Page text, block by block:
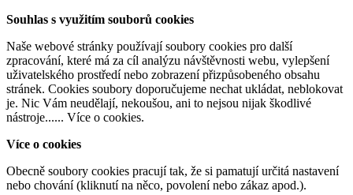
Souhlas s využitím souborů cookies
Naše webové stránky používají soubory cookies pro další
zpracování, které má za cíl analýzu návštěvnosti webu, vylepšení
uživatelského prostředí nebo zobrazení přizpůsobeného obsahu
stránek. Cookies soubory doporučujeme nechat ukládat, neblokovat
je. Nic Vám neudělají, nekoušou, ani to nejsou nijak škodlivé
nástroje...... Více o cookies.
Více o cookies
Obecně soubory cookies pracují tak, že si pamatují určitá nastavení
nebo chování (kliknutí na něco, povolení nebo zákaz apod.).